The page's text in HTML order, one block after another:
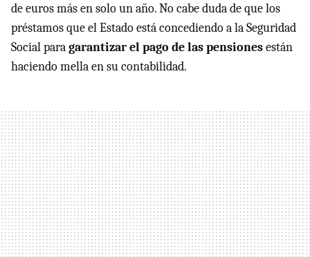
de euros más en solo un año. No cabe duda de que los
préstamos que el Estado está concediendo a la Seguridad
Social paragarantizar el pago de las pensionesestán
haciendo mella en su contabilidad.